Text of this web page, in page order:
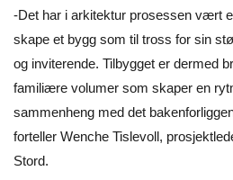
-Det har i arkitektur prosessen vært
skape et bygg som til tross for sin
og inviterende. Tilbygget er dermed
familiære volumer som skaper en
sammenheng med det
forteller Wenche Tislevoll,
Stord.